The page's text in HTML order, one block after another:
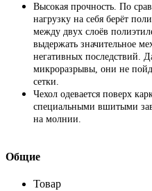
Высокая прочность. По
нагрузку на себя берёт
между двух слоёв
выдержать значительное
негативных последствий.
микроразрывы, они не
сетки.
Чехол одевается поверх
специальными вшитыми
на молнии.
Общие
Товар